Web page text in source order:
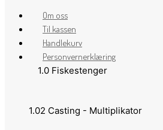
Om oss
Til kassen
Handlekurv
Personvernerklæring
1.0 Fiskestenger
1.02 Casting - Multiplikator